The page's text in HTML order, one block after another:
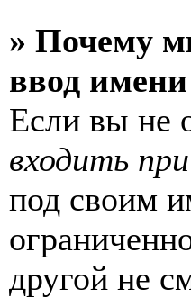
» Почему
ввод
Если вы не
входить
под своим
другой не